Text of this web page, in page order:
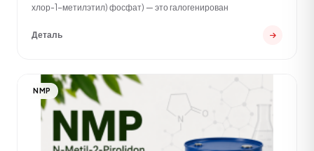
хлор-1-метилэтил) фосфат) — это галогенирован
Деталь
NMP